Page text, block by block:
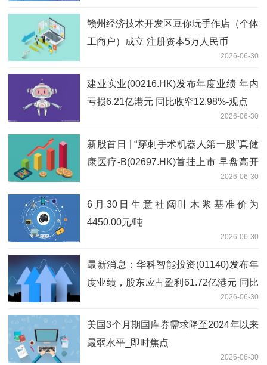
赣州经济技术开发区豆你玩手作店（个体
工商户）成立 注册资本5万人民币
2026-06-30
建业实业(00216.HK)发布年度业绩 年内
亏损6.21亿港元 同比收窄12.98%-观点
2026-06-30
新股首日 | “穿刺手术机器人第一股”真健
康医疗-B(02697.HK)首挂上市 早盘高开
2026-06-30
6月30日生意社阔叶木浆基准价为
4450.00元/吨
2026-06-30
最新消息：华科智能投资(01140)发布年
度业绩，股东应占盈利61.72亿港元 同比
2026-06-30
美国3个月期国库券需求降至2024年以来
最弱水平_即时焦点
2026-06-30